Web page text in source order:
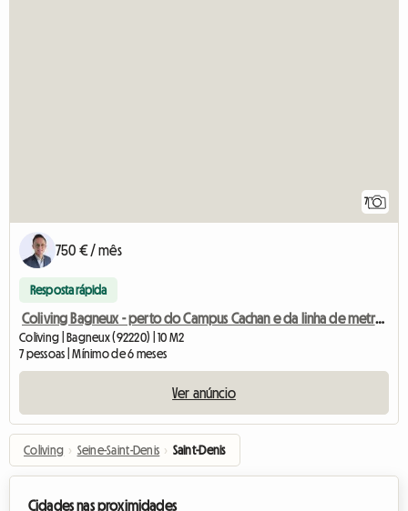
7
750 € / mês
Resposta rápida
Coliving Bagneux - perto do Campus Cachan e da linha de metrô M4
Coliving | Bagneux (92220) | 10 M2
7 pessoas | Mínimo de 6 meses
Ver anúncio
Coliving › Seine-Saint-Denis › Saint-Denis
Cidades nas proximidades